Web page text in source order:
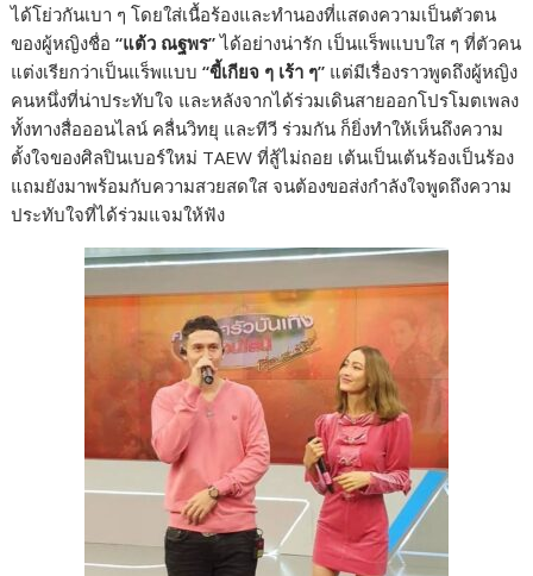
ได้โย่วกันเบา ๆ โดยใส่เนื้อร้องและทำนองที่แสดงความเป็นตัวตน
ของผู้หญิงชื่อ“แต้ว ณฐพร”ได้อย่างน่ารัก เป็นแร็พแบบใส ๆ ที่ตัวคน
แต่งเรียกว่าเป็นแร็พแบบ“ขี้เกียจ ๆ เร้า ๆ” แต่มีเรื่องราวพูดถึงผู้หญิง
คนหนึ่งที่น่าประทับใจ และหลังจากได้ร่วมเดินสายออกโปรโมตเพลง
ทั้งทางสื่อออนไลน์ คลื่นวิทยุ และทีวี ร่วมกัน ก็ยิ่งทำให้เห็นถึงความ
ตั้งใจของศิลปินเบอร์ใหม่ TAEW ที่สู้ไม่ถอย เต้นเป็นเต้นร้องเป็นร้อง
แถมยังมาพร้อมกับความสวยสดใส จนต้องขอส่งกำลังใจพูดถึงความ
ประทับใจที่ได้ร่วมแจมให้ฟัง